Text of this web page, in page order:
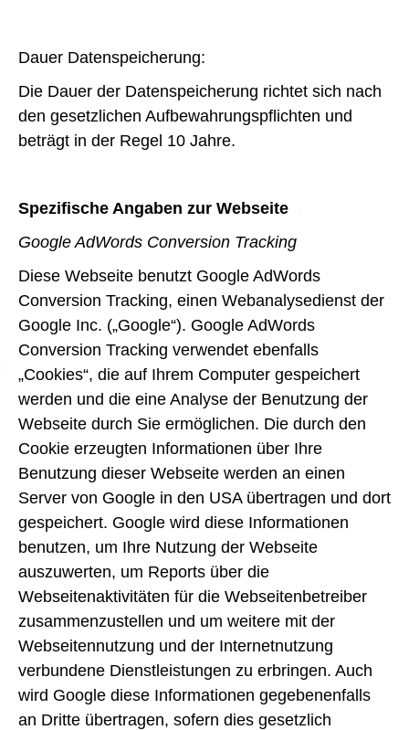
Dauer Datenspeicherung:
Die Dauer der Datenspeicherung richtet sich nach
den gesetzlichen Aufbewahrungspflichten und
beträgt in der Regel 10 Jahre.
Spezifische Angaben zur Webseite
Google AdWords Conversion Tracking
Diese Webseite benutzt Google AdWords
Conversion Tracking, einen Webanalysedienst der
Google Inc. („Google“). Google AdWords
Conversion Tracking verwendet ebenfalls
„Cookies“, die auf Ihrem Computer gespeichert
werden und die eine Analyse der Benutzung der
Webseite durch Sie ermöglichen. Die durch den
Cookie erzeugten Informationen über Ihre
Benutzung dieser Webseite werden an einen
Server von Google in den USA übertragen und dort
gespeichert. Google wird diese Informationen
benutzen, um Ihre Nutzung der Webseite
auszuwerten, um Reports über die
Webseitenaktivitäten für die Webseitenbetreiber
zusammenzustellen und um weitere mit der
Webseitennutzung und der Internetnutzung
verbundene Dienstleistungen zu erbringen. Auch
wird Google diese Informationen gegebenenfalls
an Dritte übertragen, sofern dies gesetzlich